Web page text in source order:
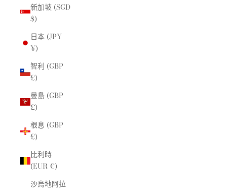
新加坡 (SGD
$)
日本 (JPY
¥)
智利 (GBP
£)
曼島 (GBP
£)
根息 (GBP
£)
比利時
(EUR €)
沙烏地阿拉